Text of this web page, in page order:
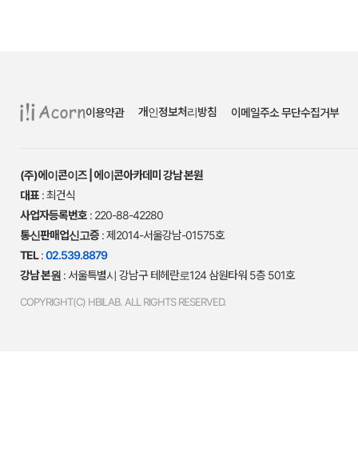
이용약관 개인정보처리방침 이메일주소 무단수집거부
(주)에이콘이즈 | 에이콘아카데미 강남 본원
대표: 최건식
사업자등록번호: 220-88-42280
통신판매업신고증: 제2014-서울강남-01575호
TEL:02.539.8879
강남 본원: 서울특별시 강남구 테헤란로124 삼원타워 5층 501호
COPYRIGHT(C) HBILAB. ALL RIGHTS RESERVED.